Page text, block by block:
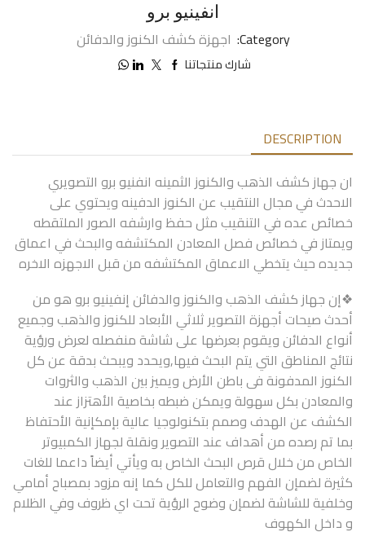
انفينيو برو
Category: اجهزة كشف الكنوز والدفائن
شارك منتجاتنا
DESCRIPTION
ان جهاز كشف الذهب والكنوز الثمينه انفنيو برو التصويري
الاحدث في مجال النتقيب عن الكنوز الدفينه ويحتوي على
خصائص عده في التنقيب مثل حفظ وارشفه الصور الملتقطه
ويمتاز في خصائص فصل المعادن المكتشفه والبحث في اعماق
جديده حيث يتخطي الاعماق المكتشفه من قبل الاجهزه الاخره
❖إن جهاز كشف الذهب والكنوز والدفائن إنفينيو برو هو من
أحدث صيحات أجهزة التصوير ثلاثي الأبعاد للكنوز والذهب وجميع
أنواع الدفائن ويقوم بعرضها على شاشة منفصله لعرض ورؤية
نتائج المناطق التي يتم البحث فيها,ويحدد ويبحث بدقة عن كل
الكنوز المدفونة فى باطن الأرض ويميز بين الذهب والثروات
والمعادن بكل سهولة ويمكن ضبطه بخاصية الأهتزاز عند
الكشف عن الهدف وصمم بتكنولوجيا عالية بإمكإنية الأحتفاظ
بما تم رصده من أهداف عند التصوير ونقلة لجهاز الكمبيوتر
الخاص من خلال قرص البحث الخاص به ويأتي أيضاً داعما للغات
كثيرة لضمإن الفهم والتعامل للكل كما إنه مزود بمصباح أمامي
وخلفية للشاشة لضمإن وضوح الرؤية تحت اي ظروف وفي الظلام
و داخل الكهوف